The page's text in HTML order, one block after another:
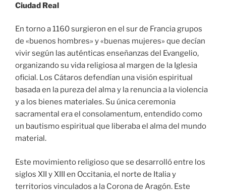
Ciudad Real
En torno a 1160 surgieron en el sur de Francia grupos
de «buenos hombres» y «buenas mujeres» que decían
vivir según las auténticas enseñanzas del Evangelio,
organizando su vida religiosa al margen de la Iglesia
oficial. Los Cátaros defendían una visión espiritual
basada en la pureza del alma y la renuncia a la violencia
y a los bienes materiales. Su única ceremonia
sacramental era el consolamentum, entendido como
un bautismo espiritual que liberaba el alma del mundo
material.
Este movimiento religioso que se desarrolló entre los
siglos XII y XIII en Occitania, el norte de Italia y
territorios vinculados a la Corona de Aragón. Este